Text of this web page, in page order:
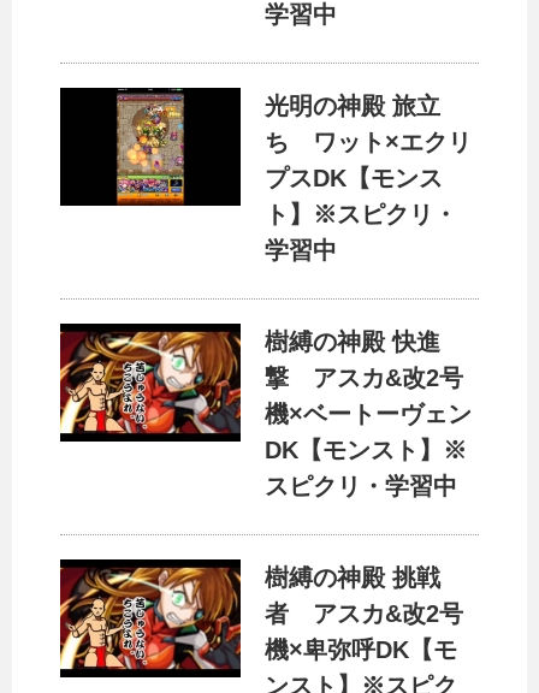
学習中
光明の神殿 旅立
ち ワット×エクリ
プスDK【モンス
ト】※スピクリ・
学習中
樹縛の神殿 快進
撃 アスカ&改2号
機×ベートーヴェン
DK【モンスト】※
スピクリ・学習中
樹縛の神殿 挑戦
者 アスカ&改2号
機×卑弥呼DK【モ
ンスト】※スピク